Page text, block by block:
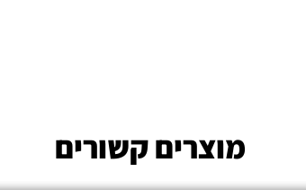
מוצרים קשורים